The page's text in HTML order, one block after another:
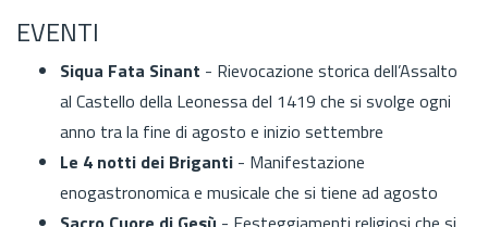
EVENTI
Siqua Fata Sinant - Rievocazione storica dell’Assalto
al Castello della Leonessa del 1419 che si svolge ogni
anno tra la fine di agosto e inizio settembre
Le 4 notti dei Briganti - Manifestazione
enogastronomica e musicale che si tiene ad agosto